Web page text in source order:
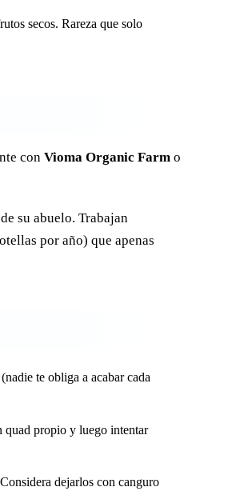
secos. Rareza que solo
con Vioma Organic Farm o
su abuelo. Trabajan
por año) que apenas
te obliga a acabar cada
quad propio y luego intentar
dejarlos con canguro